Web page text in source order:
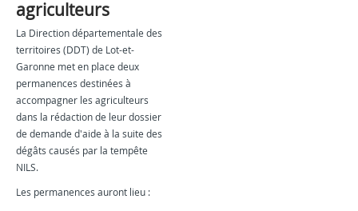
agriculteurs
La Direction départementale des
territoires (DDT) de Lot-et-
Garonne met en place deux
permanences destinées à
accompagner les agriculteurs
dans la rédaction de leur dossier
de demande d'aide à la suite des
dégâts causés par la tempête
NILS.
Les permanences auront lieu :